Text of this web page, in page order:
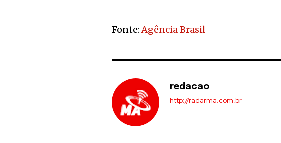
Fonte:Agência Brasil
redacao
http://radarma.com.br